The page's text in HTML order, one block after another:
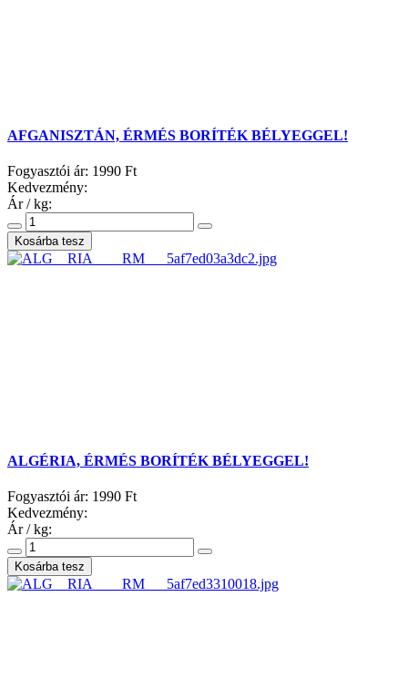
AFGANISZTÁN, ÉRMÉS BORÍTÉK BÉLYEGGEL!
Fogyasztói ár: 1990 Ft
Kedvezmény:
Ár / kg:
ALGÉRIA, ÉRMÉS BORÍTÉK BÉLYEGGEL!
Fogyasztói ár: 1990 Ft
Kedvezmény:
Ár / kg: